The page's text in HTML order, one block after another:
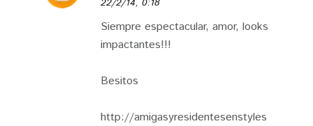
Siempre espectacular, amor, looks
impactantes!!!
Besitos
http://amigasyresidentesenstyles